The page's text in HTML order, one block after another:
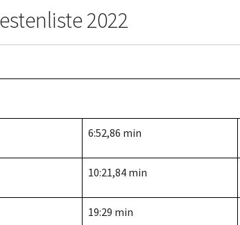
2022
6:52,86 min
10:21,84 min
19:29 min